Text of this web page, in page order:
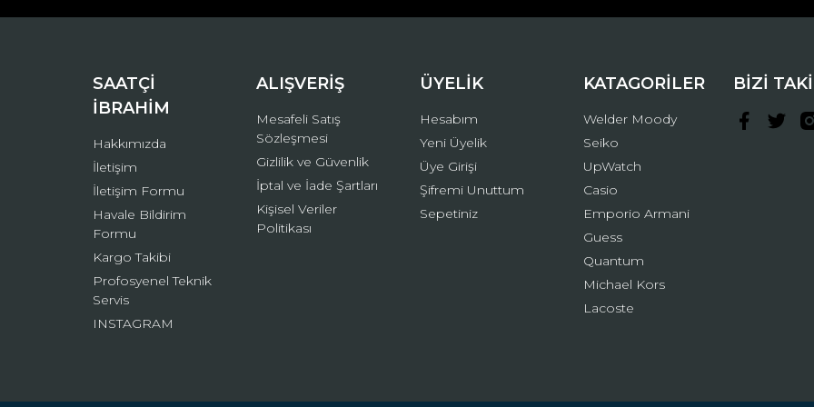
Bu ürüne benzer farklı alternatifler olmalı.
Gönder
SAATÇİ
İBRAHİM
Hakkımızda
İletişim
İletişim Formu
Havale Bildirim
Formu
Kargo Takibi
Profosyenel Teknik
Servis
INSTAGRAM
ALIŞVERİŞ
Mesafeli Satış
Sözleşmesi
Gizlilik ve Güvenlik
İptal ve İade Şartları
Kişisel Veriler
Politikası
ÜYELİK
Hesabım
Yeni Üyelik
Üye Girişi
Şifremi Unuttum
Sepetiniz
KATAGORİLER
Welder Moody
Seiko
UpWatch
Casio
Emporio Armani
Guess
Quantum
Michael Kors
Lacoste
BİZİ